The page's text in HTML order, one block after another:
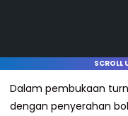
SCROLL
Dalam pembukaan
dengan penyerahan